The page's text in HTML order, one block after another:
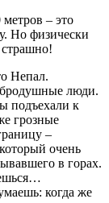
– это
Но физически
Непал.
люди.
подъехали к
грозные
–
очень
в горах.
когда же